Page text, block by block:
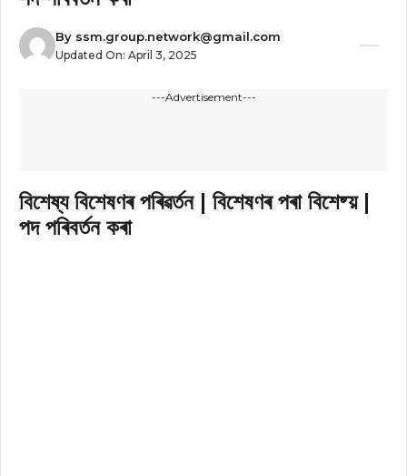
By ssm.group.network@gmail.com
Updated On: April 3, 2025
---Advertisement---
বিশেষ্য বিশেষণৰ পৰিৱৰ্তন | বিশেষণৰ পৰা বিশেষ্য় |
পদ পৰিবৰ্তন কৰা